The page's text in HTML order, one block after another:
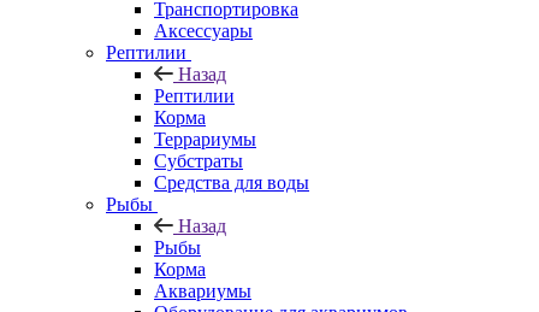
Транспортировка
Аксессуары
Рептилии
Назад
Рептилии
Корма
Террариумы
Субстраты
Средства для воды
Рыбы
Назад
Рыбы
Корма
Аквариумы